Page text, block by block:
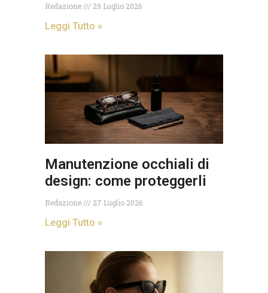
Redazione 29 Luglio 2026
Leggi Tutto »
Manutenzione occhiali di
design: come proteggerli
Redazione 27 Luglio 2026
Leggi Tutto »